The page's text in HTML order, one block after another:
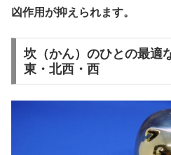
凶作用が抑えられます。
坎（かん）のひとの最適
東・北西・西